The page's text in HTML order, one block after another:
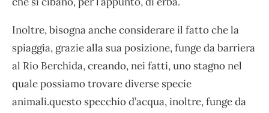
Inoltre, bisogna anche considerare il fatto che la
spiaggia, grazie alla sua posizione, funge da barriera
al Rio Berchida, creando, nei fatti, uno stagno nel
quale possiamo trovare diverse specie
animali.questo specchio d’acqua, inoltre, funge da